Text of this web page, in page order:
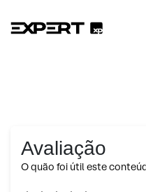
Avaliação
O quão foi útil este